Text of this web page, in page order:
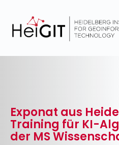
Exponat aus
Training für KI-
der MS